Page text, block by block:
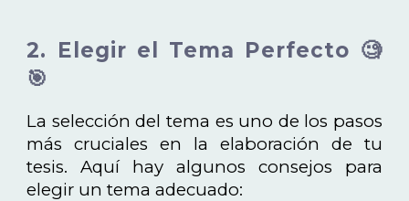
2. Elegir el Tema Perfecto 🧐
🎯
La selección del tema es uno de los pasos
más cruciales en la elaboración de tu
tesis. Aquí hay algunos consejos para
elegir un tema adecuado: